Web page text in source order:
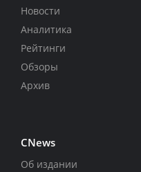
Новости
Аналитика
Рейтинги
Обзоры
Архив
CNews
Об издании